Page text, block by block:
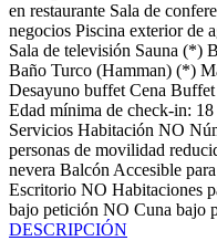
en restaurante Sala de
negocios Piscina exterior de
Sala de televisión Sauna (*)
Baño Turco (Hamman) (*)
Desayuno buffet Cena Buffet
Edad mínima de check-in: 18
Servicios Habitación NO
personas de movilidad
nevera Balcón Accesible
Escritorio NO Habitaciones
bajo petición NO Cuna bajo
DESCRIPCIÓN